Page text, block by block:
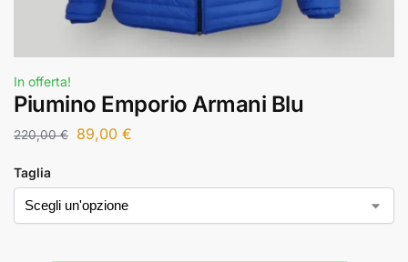
In offerta!
Piumino Emporio Armani Blu
220,00€ 89,00 €
Taglia